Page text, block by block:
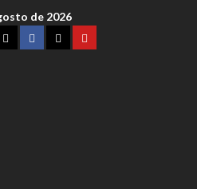
de 2026